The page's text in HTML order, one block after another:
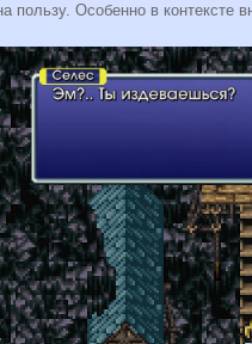
пользу. Особенно в контексте